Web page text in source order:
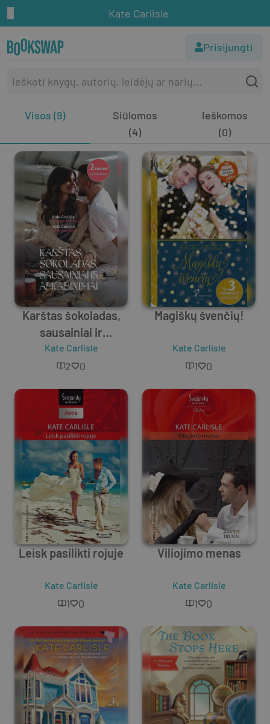
Kate Carlisle
Prisijungti
Visos (9)
Siūlomos
(4)
Ieškomos
(0)
Karštas šokoladas,
sausainiai ir
apkabinimai
Kate Carlisle
2 0
Magiškų švenčių!
Kate Carlisle
1 0
Leisk pasilikti rojuje
Kate Carlisle
1 0
Viliojimo menas
Kate Carlisle
1 0